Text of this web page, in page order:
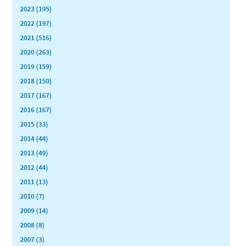
2023 (195)
2022 (197)
2021 (516)
2020 (263)
2019 (159)
2018 (150)
2017 (167)
2016 (167)
2015 (33)
2014 (44)
2013 (49)
2012 (44)
2011 (13)
2010 (7)
2009 (14)
2008 (8)
2007 (3)